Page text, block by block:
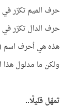
حرف الميم تكرّر في هذه
حرف الدال تكرّر في هذه
هذه هي أحرف اسم
ولكن ما مدلول هذا
تمهّل قليلًا..